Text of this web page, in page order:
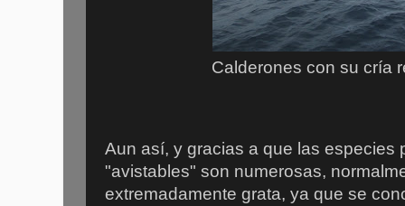
Calderones con su cría
Aun así, y gracias a que las especies
"avistables" son numerosas,
extremadamente grata, ya que se